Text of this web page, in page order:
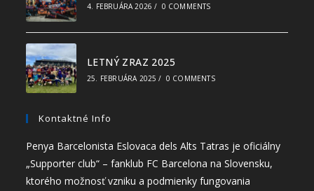
4. FEBRUÁRA 2026 / 0 COMMENTS
LETNÝ ZRAZ 2025
25. FEBRUÁRA 2025 / 0 COMMENTS
Kontaktné Info
Penya Barcelonista Eslovaca dels Alts Tatras je oficiálny
„Supporter club“ – fanklub FC Barcelona na Slovensku,
ktorého možnosť vzniku a podmienky fungovania